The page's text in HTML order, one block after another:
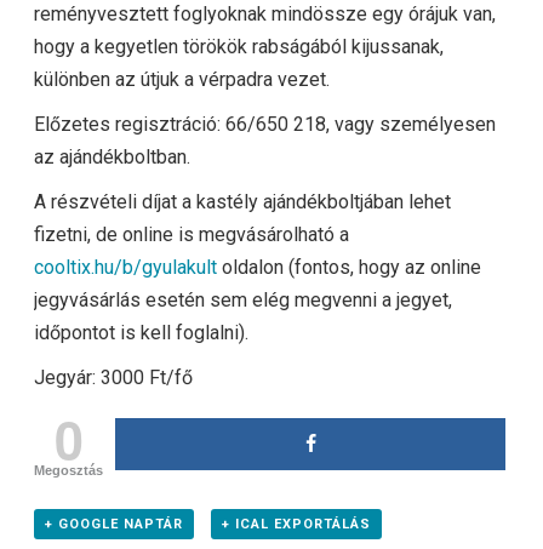
reményvesztett foglyoknak mindössze egy órájuk van,
hogy a kegyetlen törökök rabságából kijussanak,
különben az útjuk a vérpadra vezet.
Előzetes regisztráció: 66/650 218, vagy személyesen
az ajándékboltban.
A részvételi díjat a kastély ajándékboltjában lehet
fizetni, de online is megvásárolható a
cooltix.hu/b/gyulakult oldalon (fontos, hogy az online
jegyvásárlás esetén sem elég megvenni a jegyet,
időpontot is kell foglalni).
Jegyár: 3000 Ft/fő
0
Megosztás
+ GOOGLE NAPTÁR + ICAL EXPORTÁLÁS